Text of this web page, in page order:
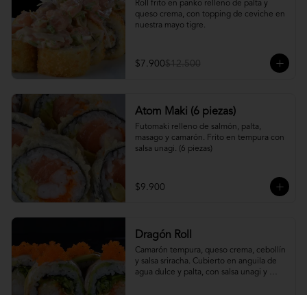
Roll frito en panko relleno de palta y
queso crema, con topping de ceviche en
nuestra mayo tigre.
$7.900$12.500
Atom Maki (6 piezas)
Futomaki relleno de salmón, palta,
masago y camarón. Frito en tempura con
salsa unagi. (6 piezas)
$9.900
Dragón Roll
Camarón tempura, queso crema, cebollín
y salsa sriracha. Cubierto en anguila de
agua dulce y palta, con salsa unagi y